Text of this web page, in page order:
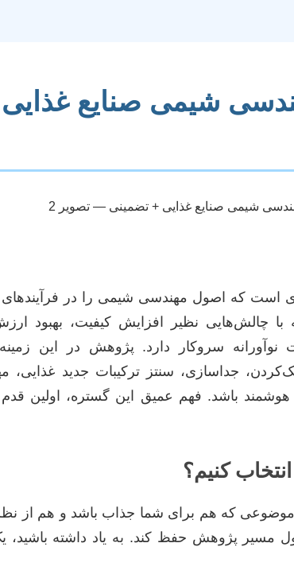
شیمی صنایع
است که اصول مهندسی شیمی را در فرآیندهای
با چالش‌هایی نظیر افزایش کیفیت، بهبود
سروکار دارد. پژوهش در این
جداسازی، سنتز ترکیبات جدید غذایی،
باشد. فهم عمیق این گستره، اولین
کنیم؟
موضوعی که هم برای شما جذاب باشد و هم از
مسیر پژوهش حفظ کند. به یاد داشته